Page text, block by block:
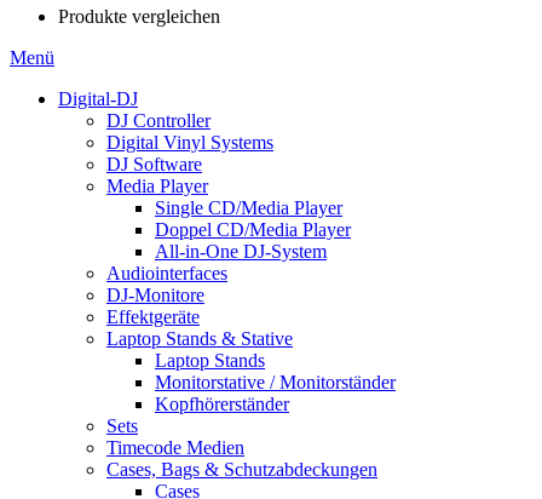
Produkte vergleichen
Menü
Digital-DJ
DJ Controller
Digital Vinyl Systems
DJ Software
Media Player
Single CD/Media Player
Doppel CD/Media Player
All-in-One DJ-System
Audiointerfaces
DJ-Monitore
Effektgeräte
Laptop Stands & Stative
Laptop Stands
Monitorstative / Monitorständer
Kopfhörerständer
Sets
Timecode Medien
Cases, Bags & Schutzabdeckungen
Cases